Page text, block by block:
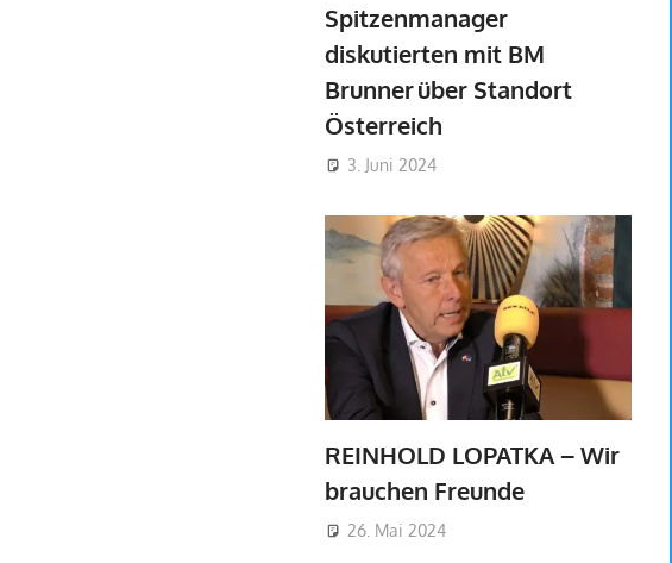
Spitzenmanager
diskutierten mit BM
Brunner über Standort
Österreich
3. Juni 2024
REINHOLD LOPATKA – Wir
brauchen Freunde
26. Mai 2024